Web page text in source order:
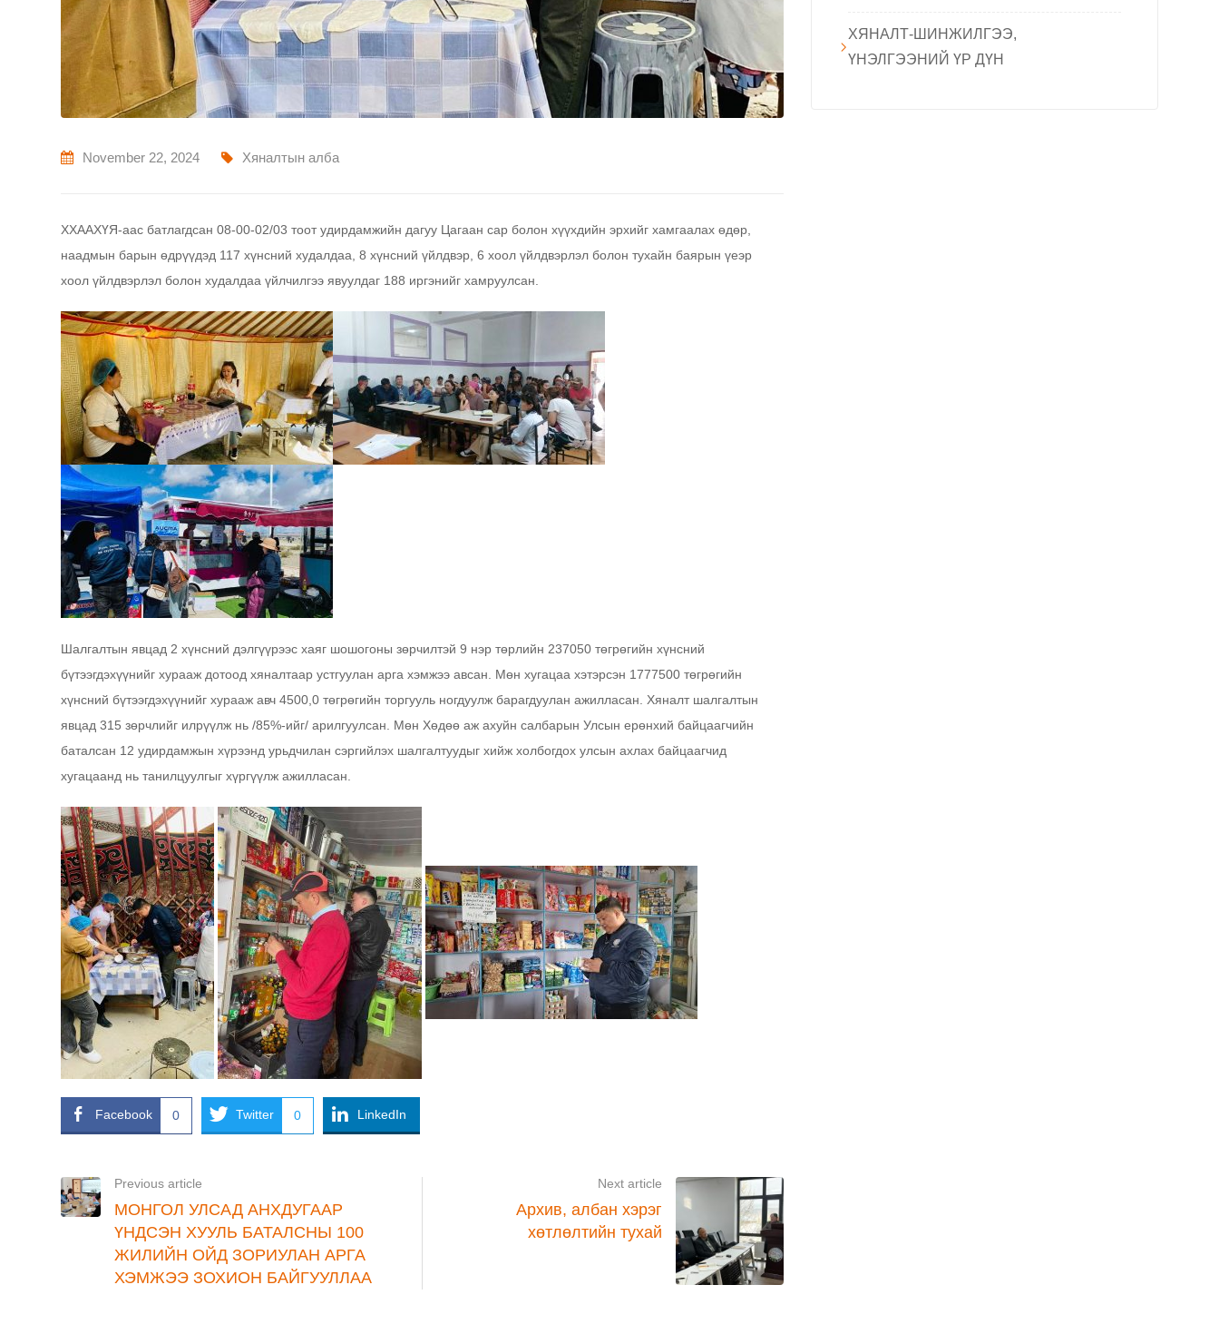
November 22, 2024 Хяналтын алба
ХХААХҮЯ-аас батлагдсан 08-00-02/03 тоот удирдамжийн дагуу Цагаан сар болон хүүхдийн эрхийг хамгаалах өдөр,
наадмын барын өдрүүдэд 117 хүнсний худалдаа, 8 хүнсний үйлдвэр, 6 хоол үйлдвэрлэл болон тухайн баярын үеэр
хоол үйлдвэрлэл болон худалдаа үйлчилгээ явуулдаг 188 иргэнийг хамруулсан.
Шалгалтын явцад 2 хүнсний дэлгүүрээс хаяг шошогоны зөрчилтэй 9 нэр төрлийн 237050 төгрөгийн хүнсний
бүтээгдэхүүнийг хурааж дотоод хяналтаар устгуулан арга хэмжээ авсан. Мөн хугацаа хэтэрсэн 1777500 төгрөгийн
хүнсний бүтээгдэхүүнийг хурааж авч 4500,0 төгрөгийн торгууль ногдуулж барагдуулан ажилласан. Хяналт шалгалтын
явцад 315 зөрчлийг илрүүлж нь /85%-ийг/ арилгуулсан. Мөн Хөдөө аж ахуйн салбарын Улсын ерөнхий байцаагчийн
баталсан 12 удирдамжын хүрээнд урьдчилан сэргийлэх шалгалтуудыг хийж холбогдох улсын ахлах байцаагчид
хугацаанд нь танилцуулгыг хүргүүлж ажилласан.
Facebook 0 Twitter 0 LinkedIn
Previous article
МОНГОЛ УЛСАД АНХДУГААР
ҮНДСЭН ХУУЛЬ БАТАЛСНЫ 100
ЖИЛИЙН ОЙД ЗОРИУЛАН АРГА
ХЭМЖЭЭ ЗОХИОН БАЙГУУЛЛАА
Next article
Архив, албан хэрэг
хөтлөлтийн тухай
ХЯНАЛТ-ШИНЖИЛГЭЭ,
ҮНЭЛГЭЭНИЙ ҮР ДҮН